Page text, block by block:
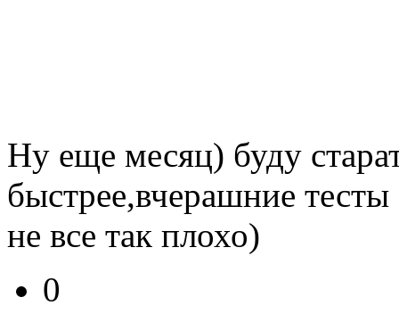
Ну еще месяц) буду
быстрее,вчерашние
не все так плохо)
0